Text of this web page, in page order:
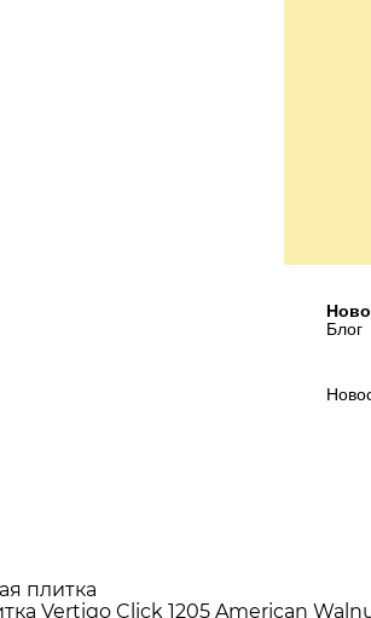
Блог
плитка
Vertigo Click 1205 American